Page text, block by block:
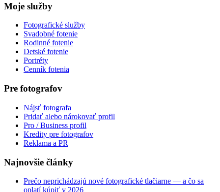
Moje služby
Fotografické služby
Svadobné fotenie
Rodinné fotenie
Detské fotenie
Portréty
Cenník fotenia
Pre fotografov
Nájsť fotografa
Pridať alebo nárokovať profil
Pro / Business profil
Kredity pre fotografov
Reklama a PR
Najnovšie články
Prečo neprichádzajú nové fotografické tlačiarne — a čo sa
oplatí kúpiť v 2026